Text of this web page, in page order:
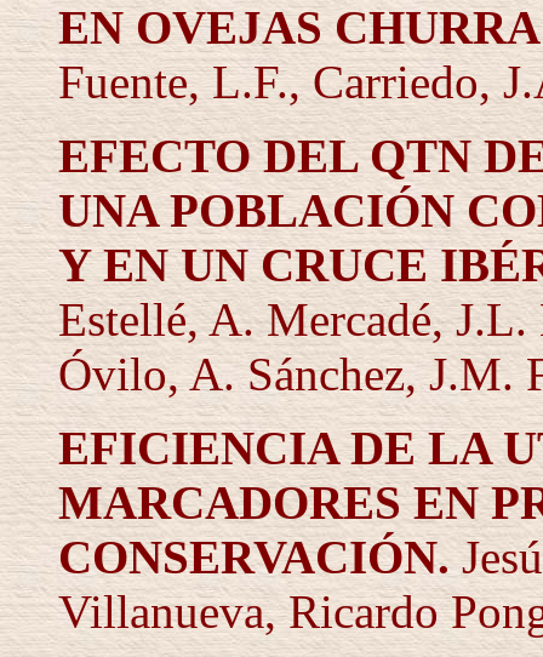
EN OVEJAS
Fuente, L.F., Carriedo,
EFECTO DEL QTN
UNA POBLACIÓN
Y EN UN CRUCE
Estellé, A. Mercadé,
Óvilo, A. Sánchez, J.M.
EFICIENCIA DE LA
MARCADORES EN
CONSERVACIÓN.
Villanueva, Ricardo